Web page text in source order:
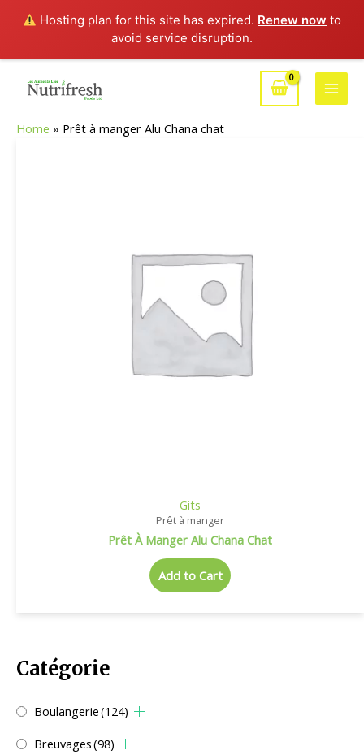
Hosting plan for this site has expired. Renew now to
avoid service disruption.
Main
Catégorie
Boulangerie(124)
Breuvages(98)
Home » Prêt à manger Alu Chana chat
Gits
Prêt à manger
Prêt À Manger Alu Chana Chat
Add to Cart